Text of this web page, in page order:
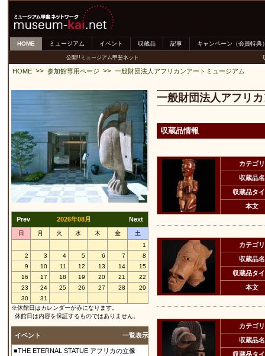
HOME ミュージアム イベント 収蔵品 記事 キャンペーン（会員特典
公開!!ミュージアム甲斐ネット
HOME >> 参加館専用ページ >> 一般財団法人アフリカンアートミュージアム
Prev 2026年08月 Next
日 月 火 水 木 金
土
1
2
3 4 5 6 7
8
9
10 11 12 13 14
15
16
17 18 19 20 21
22
23
24 25 26 27 28
29
30
31
※休館日はカレンダーが赤になります。
休館日は内容を保証するものではありません。
イベント 一覧表示
■THE ETERNAL STATUE アフリカの立像
一般財団法人アフリ
収蔵品情報
カテゴリ
収蔵品名
収蔵品タ
本文
カテゴリ
収蔵品名
収蔵品タ
本文
カテゴリ
収蔵品名
収蔵品タ